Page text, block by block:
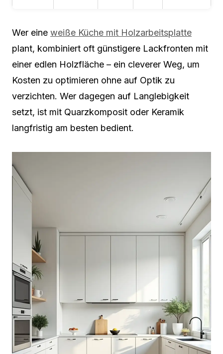
Wer eine weiße Küche mit Holzarbeitsplatte
plant, kombiniert oft günstigere Lackfronten mit
einer edlen Holzfläche – ein cleverer Weg, um
Kosten zu optimieren ohne auf Optik zu
verzichten. Wer dagegen auf Langlebigkeit
setzt, ist mit Quarzkomposit oder Keramik
langfristig am besten bedient.